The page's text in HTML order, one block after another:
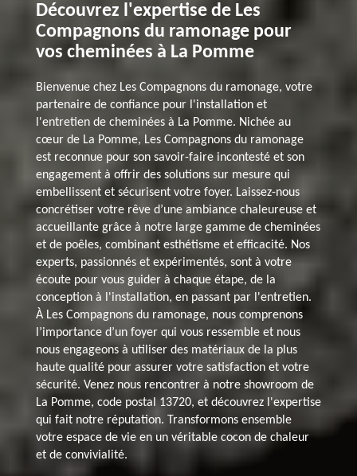
Découvrez l'expertise de Les
Compagnons du ramonage pour
vos cheminées à La Pomme
Bienvenue chez Les Compagnons du ramonage, votre
partenaire de confiance pour l'installation et
l'entretien de cheminées à La Pomme. Nichée au
cœur de La Pomme, Les Compagnons du ramonage
est reconnue pour son savoir-faire incontesté et son
engagement à offrir des solutions sur mesure qui
embellissent et sécurisent votre foyer. Laissez-nous
concrétiser votre rêve d’une ambiance chaleureuse et
accueillante grâce à notre large gamme de cheminées
et de poêles, combinant esthétisme et efficacité. Nos
experts, passionnés et expérimentés, sont à votre
écoute pour vous guider à chaque étape, de la
conception à l'installation, en passant par l'entretien.
À Les Compagnons du ramonage, nous comprenons
l’importance d’un foyer qui vous ressemble et nous
nous engageons à utiliser des matériaux de la plus
haute qualité pour assurer votre satisfaction et votre
sécurité. Venez nous rencontrer à notre showroom de
La Pomme, code postal 13720, et découvrez l'expertise
qui fait notre réputation. Transformons ensemble
votre espace de vie en un véritable cocon de chaleur
et de convivialité.